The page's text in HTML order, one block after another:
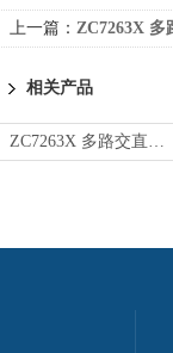
上一篇： ZC7263X 多路交
相关产品
ZC7263X 多路交直流耐电压/绝缘电阻 测试仪